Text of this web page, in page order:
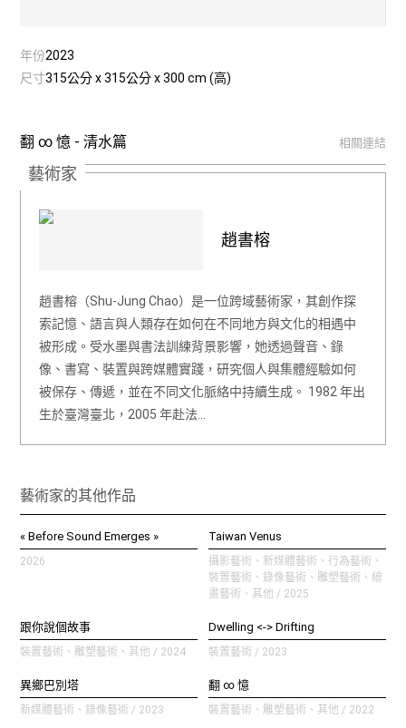
年份2023
尺寸315公分 x 315公分 x 300 cm (高)
翻 ∞ 憶 - 清水篇 相關連結
藝術家
趙書榕
趙書榕（Shu-Jung Chao）是一位跨域藝術家，其創作探
索記憶、語言與人類存在如何在不同地方與文化的相遇中
被形成。受水墨與書法訓練背景影響，她透過聲音、錄
像、書寫、裝置與跨媒體實踐，研究個人與集體經驗如何
被保存、傳遞，並在不同文化脈絡中持續生成。 1982 年出
生於臺灣臺北，2005 年赴法…
藝術家的其他作品
« Before Sound Emerges »
2026
Taiwan Venus
攝影藝術、新媒體藝術、行為藝術、
裝置藝術、錄像藝術、雕塑藝術、繪
畫藝術、其他 / 2025
跟你說個故事
裝置藝術、雕塑藝術、其他 / 2024
Dwelling <-> Drifting
裝置藝術 / 2023
異鄉巴別塔
新媒體藝術、錄像藝術 / 2023
翻 ∞ 憶
裝置藝術、雕塑藝術、其他 / 2022